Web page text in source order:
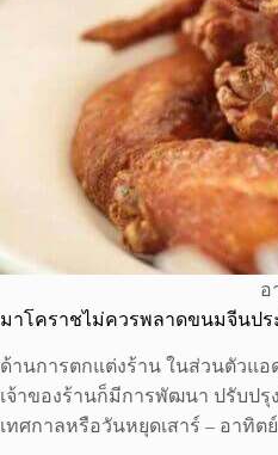
อ
มาโคราชไม่ควรพลาดขนมจีนปร
ด้านการตกแต่งร้าน ในส่วนตัวแอ
เจ้าของร้านก็มีการพัฒนา ปรับปรุ
เทศกาลหรือวันหยุดเสาร์ – อาทิ